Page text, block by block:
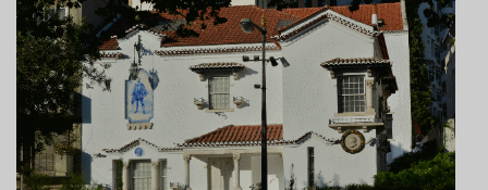
CARTÕES
PRODUTOS